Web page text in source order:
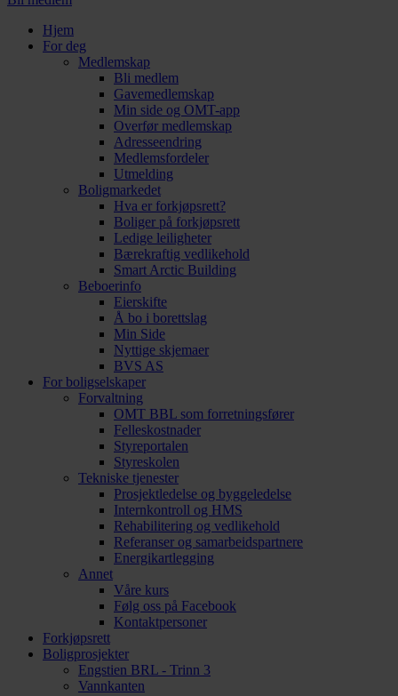
Hjem
For deg
Medlemskap
Bli medlem
Gavemedlemskap
Min side og OMT-app
Overfør medlemskap
Adresseendring
Medlemsfordeler
Utmelding
Boligmarkedet
Hva er forkjøpsrett?
Boliger på forkjøpsrett
Ledige leiligheter
Bærekraftig vedlikehold
Smart Arctic Building
Beboerinfo
Eierskifte
Å bo i borettslag
Min Side
Nyttige skjemaer
BVS AS
For boligselskaper
Forvaltning
OMT BBL som forretningsfører
Felleskostnader
Styreportalen
Styreskolen
Tekniske tjenester
Prosjektledelse og byggeledelse
Internkontroll og HMS
Rehabilitering og vedlikehold
Referanser og samarbeidspartnere
Energikartlegging
Annet
Våre kurs
Følg oss på Facebook
Kontaktpersoner
Forkjøpsrett
Boligprosjekter
Engstien BRL - Trinn 3
Vannkanten